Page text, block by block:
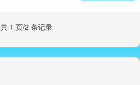
共 1 页/2 条记录